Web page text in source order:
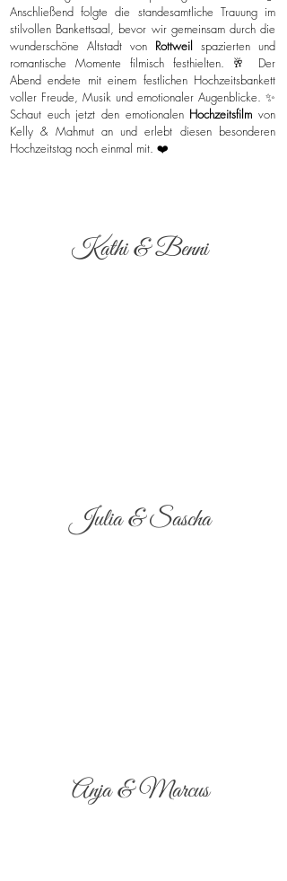
Anschließend folgte die standesamtliche Trauung im
stilvollen Bankettsaal, bevor wir gemeinsam durch die
wunderschöne Altstadt von Rottweil spazierten und
romantische Momente filmisch festhielten. 🥂 Der
Abend endete mit einem festlichen Hochzeitsbankett
voller Freude, Musik und emotionaler Augenblicke. ✨
Schaut euch jetzt den emotionalen Hochzeitsfilmvon
Kelly & Mahmut an und erlebt diesen besonderen
Hochzeitstag noch einmal mit. ❤️
Kathi & Benni
Julia & Sascha
Anja & Marcus